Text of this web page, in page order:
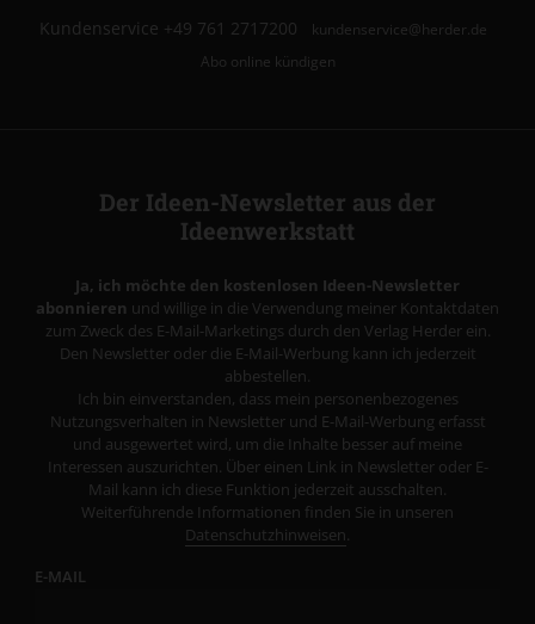
Kundenservice +49 761 2717200
kundenservice@herder.de
Abo online kündigen
Der Ideen-Newsletter aus der
Ideenwerkstatt
Ja, ich möchte den kostenlosen Ideen-Newsletter
abonnieren und willige in die Verwendung meiner Kontaktdaten
zum Zweck des E-Mail-Marketings durch den Verlag Herder ein.
Den Newsletter oder die E-Mail-Werbung kann ich jederzeit
abbestellen.
Ich bin einverstanden, dass mein personenbezogenes
Nutzungsverhalten in Newsletter und E-Mail-Werbung erfasst
und ausgewertet wird, um die Inhalte besser auf meine
Interessen auszurichten. Über einen Link in Newsletter oder E-
Mail kann ich diese Funktion jederzeit ausschalten.
Weiterführende Informationen finden Sie in unseren
Datenschutzhinweisen.
E-MAIL